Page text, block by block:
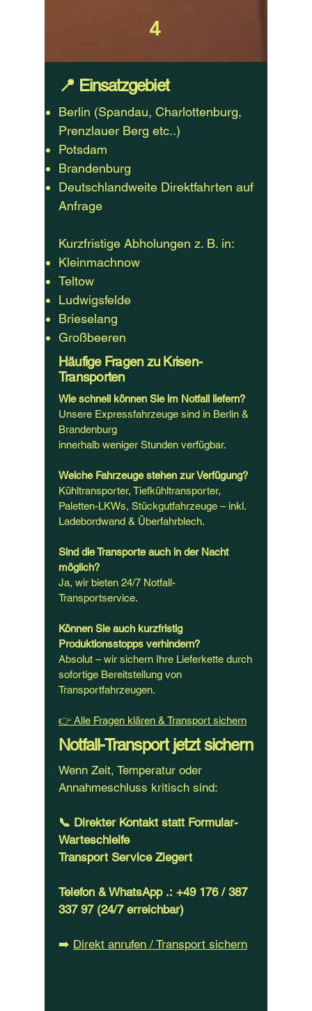
4
📍 Einsatzgebiet
Berlin (Spandau, Charlottenburg,
Prenzlauer Berg etc..)
Potsdam
Brandenburg
Deutschlandweite Direktfahrten auf
Anfrage
Kurzfristige Abholungen z. B. in:
Kleinmachnow
Teltow
Ludwigsfelde
Brieselang
Großbeeren
Häufige Fragen zu Krisen-
Transporten
Wie schnell können Sie im Notfall liefern?
Unsere Expressfahrzeuge sind in Berlin &
Brandenburg
innerhalb weniger Stunden verfügbar.
Welche Fahrzeuge stehen zur Verfügung?
Kühltransporter, Tiefkühltransporter,
Paletten-LKWs, Stückgutfahrzeuge – inkl.
Ladebordwand & Überfahrblech.
Sind die Transporte auch in der Nacht
möglich?
Ja, wir bieten 24/7 Notfall-
Transportservice.
Können Sie auch kurzfristig
Produktionsstopps verhindern?
Absolut – wir sichern Ihre Lieferkette durch
sofortige Bereitstellung von
Transportfahrzeugen.
👉 Alle Fragen klären & Transport sichern
Notfall-Transport jetzt sichern
Wenn Zeit, Temperatur oder
Annahmeschluss kritisch sind:
📞 Direkter Kontakt statt Formular-
Warteschleife
Transport Service Ziegert
Telefon & WhatsApp .: +49 176 / 387
337 97(24/7 erreichbar)
➡️ Direkt anrufen / Transport sichern